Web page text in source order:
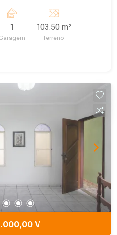
1
Garagem
103.50 m²
Terreno
V